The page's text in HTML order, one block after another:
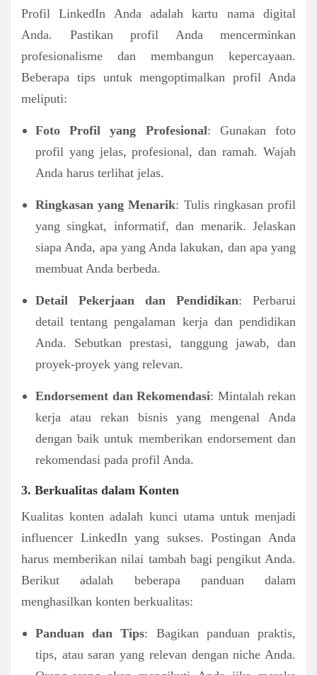
Profil LinkedIn Anda adalah kartu nama digital
Anda. Pastikan profil Anda mencerminkan
profesionalisme dan membangun kepercayaan.
Beberapa tips untuk mengoptimalkan profil Anda
meliputi:
Foto Profil yang Profesional: Gunakan foto
profil yang jelas, profesional, dan ramah. Wajah
Anda harus terlihat jelas.
Ringkasan yang Menarik: Tulis ringkasan profil
yang singkat, informatif, dan menarik. Jelaskan
siapa Anda, apa yang Anda lakukan, dan apa yang
membuat Anda berbeda.
Detail Pekerjaan dan Pendidikan: Perbarui
detail tentang pengalaman kerja dan pendidikan
Anda. Sebutkan prestasi, tanggung jawab, dan
proyek-proyek yang relevan.
Endorsement dan Rekomendasi: Mintalah rekan
kerja atau rekan bisnis yang mengenal Anda
dengan baik untuk memberikan endorsement dan
rekomendasi pada profil Anda.
3. Berkualitas dalam Konten
Kualitas konten adalah kunci utama untuk menjadi
influencer LinkedIn yang sukses. Postingan Anda
harus memberikan nilai tambah bagi pengikut Anda.
Berikut adalah beberapa panduan dalam
menghasilkan konten berkualitas:
Panduan dan Tips: Bagikan panduan praktis,
tips, atau saran yang relevan dengan niche Anda.